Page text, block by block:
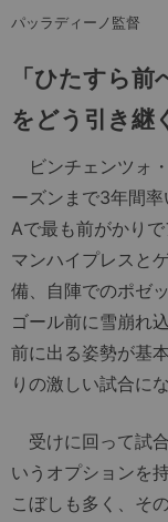
パッラディーノ監督
「ひたすら
をどう引き継
ビンチェンツォ
ーズンまで3年間
Aで最も前がかり
マンハイプレスと
備、自陣でのポゼ
ゴール前に雪崩れ
前に出る姿勢が基
りの激しい試合に
受けに回って試
いうオプションを
こぼしも多く、そ